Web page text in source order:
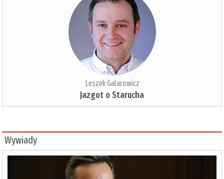
Leszek Galarowicz
Jazgot o Starucha
Wywiady